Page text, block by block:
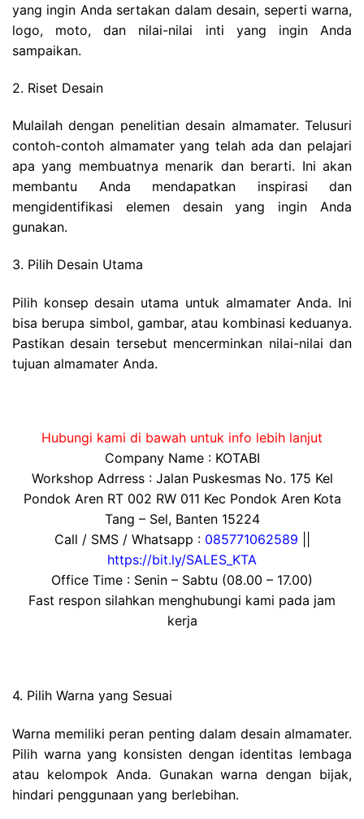
yang ingin Anda sertakan dalam desain, seperti warna,
logo, moto, dan nilai-nilai inti yang ingin Anda
sampaikan.
2. Riset Desain
Mulailah dengan penelitian desain almamater. Telusuri
contoh-contoh almamater yang telah ada dan pelajari
apa yang membuatnya menarik dan berarti. Ini akan
membantu Anda mendapatkan inspirasi dan
mengidentifikasi elemen desain yang ingin Anda
gunakan.
3. Pilih Desain Utama
Pilih konsep desain utama untuk almamater Anda. Ini
bisa berupa simbol, gambar, atau kombinasi keduanya.
Pastikan desain tersebut mencerminkan nilai-nilai dan
tujuan almamater Anda.
Hubungi kami di bawah untuk info lebih lanjut
Company Name : KOTABI
Workshop Adrress : Jalan Puskesmas No. 175 Kel
Pondok Aren RT 002 RW 011 Kec Pondok Aren Kota
Tang – Sel, Banten 15224
Call / SMS / Whatsapp : 085771062589
https://bit.ly/SALES_KTA
Office Time : Senin – Sabtu (08.00 – 17.00)
Fast respon silahkan menghubungi kami pada jam
kerja
4. Pilih Warna yang Sesuai
Warna memiliki peran penting dalam desain almamater.
Pilih warna yang konsisten dengan identitas lembaga
atau kelompok Anda. Gunakan warna dengan bijak,
hindari penggunaan yang berlebihan.